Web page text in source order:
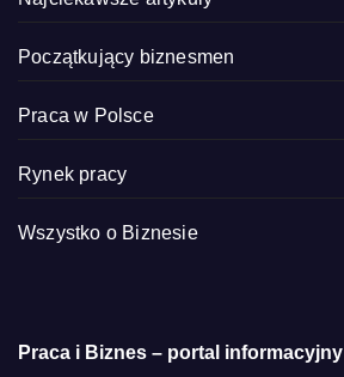
Początkujący biznesmen
Praca w Polsce
Rynek pracy
Wszystko o Biznesie
Praca i Biznes – portal informacyjny